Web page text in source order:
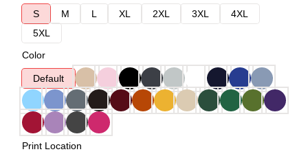
S
M L XL 2XL 3XL
4XL
5XL
Color
Default
Print Location